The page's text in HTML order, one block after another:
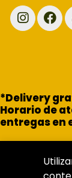
*Delivery
Horario de
entregas en